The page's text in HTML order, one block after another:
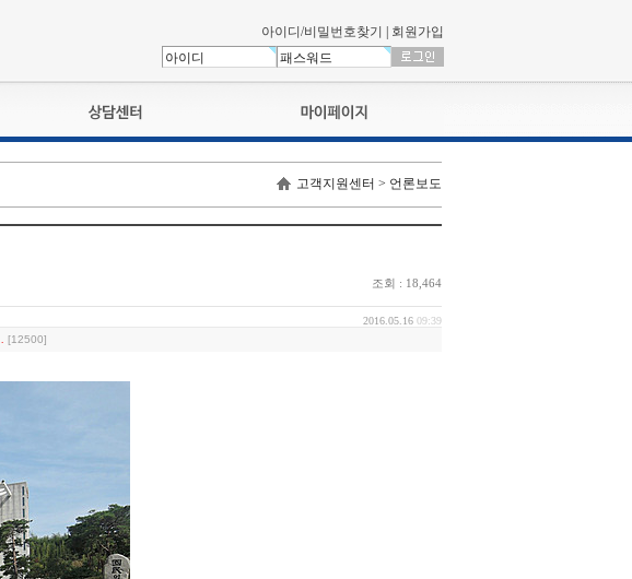
아이디/비밀번호찾기 회원가입
상담접수
나의신청내역
교육영상강의실
나의활동내역
나의 연회비
고객지원센터 > 언론보도
조회 : 18,464
2016.05.16 09:39
[12500]